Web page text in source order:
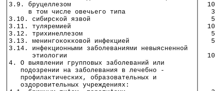
│3.9. бруцеллезом                                │  10
│     в том числе овечьего типа                  │   3
│3.10. сибирской язвой                           │   5
│3.11. туляремией                                │  10
│3.12. трихинеллезом                             │   5
│3.13. менингококковой инфекцией                 │   5
│3.14. инфекционными заболеваниями невыясненной
│      этиологии                                 │  10 и
│4. О выявлении групповых заболеваний или
│   подозрении на заболевания в лечебно -
│   профилактических, образовательных и
│   оздоровительных учреждениях: